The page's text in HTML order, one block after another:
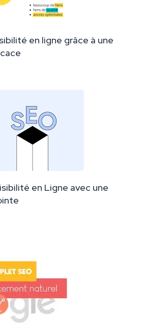
en ligne grâce à une
en Ligne avec une